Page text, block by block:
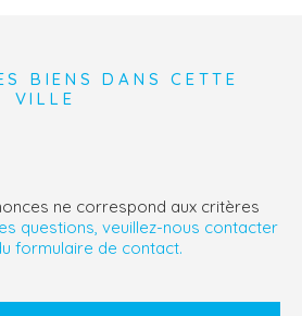
BIENS DANS CETTE
VILLE
ne correspond aux critères
questions, veuillez-nous contacter
formulaire de contact.